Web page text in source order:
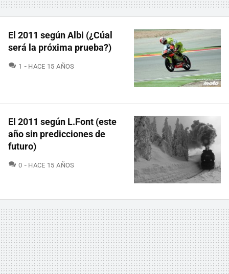
El 2011 según Albi (¿Cúal
será la próxima prueba?)
1 COMENTARIOS
HACE 15 AÑOS
El 2011 según L.Font (este
año sin predicciones de
futuro)
0 COMENTARIOS
HACE 15 AÑOS